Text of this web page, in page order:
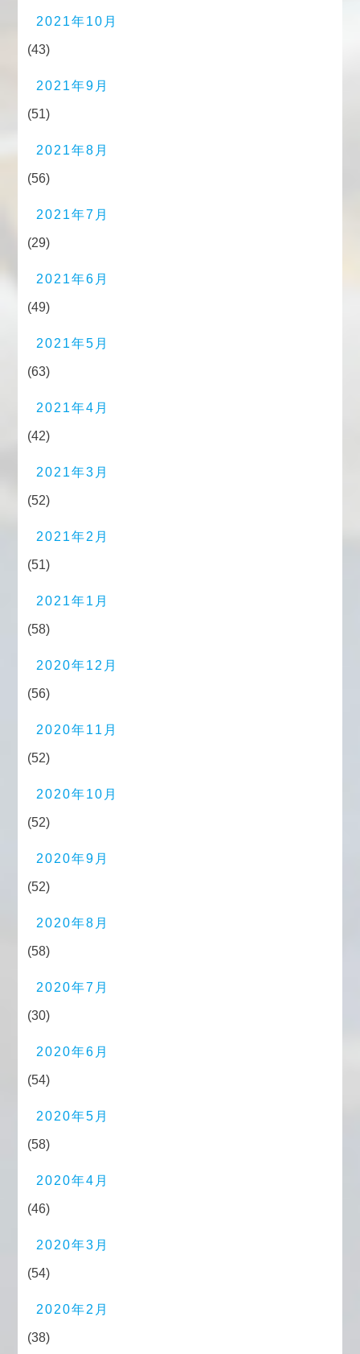
2021年10月
(43)
2021年9月
(51)
2021年8月
(56)
2021年7月
(29)
2021年6月
(49)
2021年5月
(63)
2021年4月
(42)
2021年3月
(52)
2021年2月
(51)
2021年1月
(58)
2020年12月
(56)
2020年11月
(52)
2020年10月
(52)
2020年9月
(52)
2020年8月
(58)
2020年7月
(30)
2020年6月
(54)
2020年5月
(58)
2020年4月
(46)
2020年3月
(54)
2020年2月
(38)